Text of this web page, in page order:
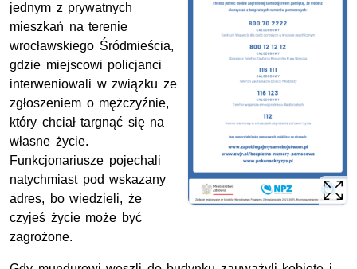
jednym z prywatnych
mieszkań na terenie
wrocławskiego Śródmieścia,
gdzie miejscowi policjanci
interweniowali w związku ze
zgłoszeniem o mężczyźnie,
który chciał targnąć się na
własne życie.
Funkcjonariusze pojechali
natychmiast pod wskazany
adres, bo wiedzieli, że
czyjeś życie może być
zagrożone.